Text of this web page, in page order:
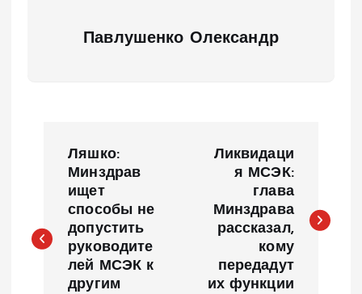
Павлушенко Олександр
в
и
Ляшко:
Минздрав
ищет
способы не
допустить
руководите
лей МСЭК к
другим
Ликвидаци
я МСЭК:
глава
Минздрава
рассказал,
кому
передадут
их функции